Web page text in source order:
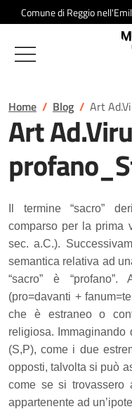
Salta al contenuto
Comune di Reggio
Home Blog Art
Art
Il termine “sacro”
comparso per la prima
sec. a.C.).
semantica relativa ad
“sacro” è “profano”.
(pro=davanti +
che è estraneo o
religiosa.
(S,P), come i due
opposti, talvolta si può
come se si trovassero
appartenente ad